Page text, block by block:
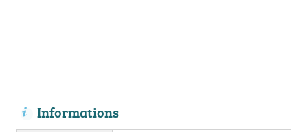
Informations